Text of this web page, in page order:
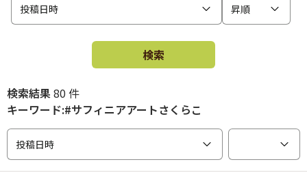
投稿日時
昇順
検索
検索結果80 件
キーワード:#サフィニアアートさくらこ
投稿日時